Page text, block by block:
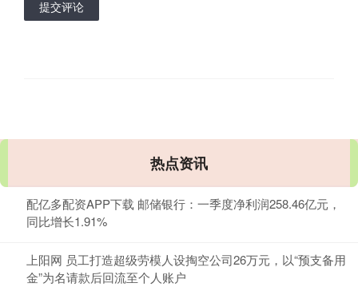
提交评论
热点资讯
配亿多配资APP下载 邮储银行：一季度净利润258.46亿元，
同比增长1.91%
上阳网 员工打造超级劳模人设掏空公司26万元，以“预支备用
金”为名请款后回流至个人账户